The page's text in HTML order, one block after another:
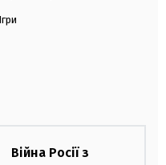
Ігри
Війна Росії з